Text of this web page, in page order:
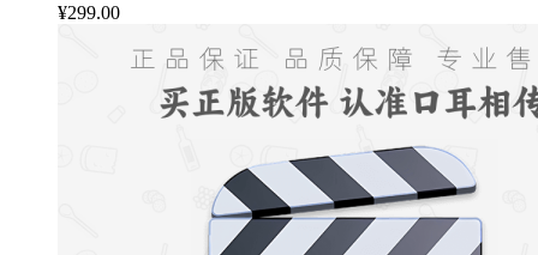
¥299.00